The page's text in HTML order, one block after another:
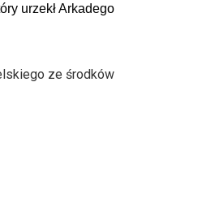
urzekł Arkadego
ze środków